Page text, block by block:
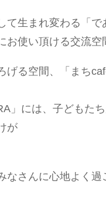
て生まれ変わる「
お使い頂ける交流空
げる空間、「まち
」には、子どもた
が
なさんに心地よく